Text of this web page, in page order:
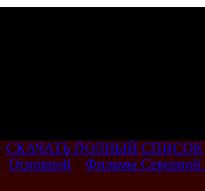
| СКАЧАТЬ ПОЛНЫЙ СПИСОК
Основной » Фильмы Северной